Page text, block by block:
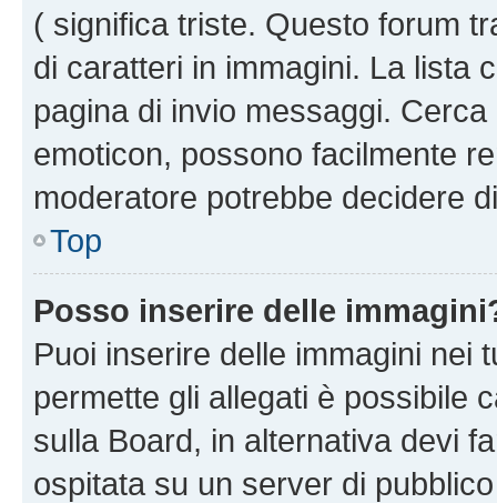
( significa triste. Questo forum
di caratteri in immagini. La lista
pagina di invio messaggi.
emoticon, possono facilmente
moderatore potrebbe decidere
Top
Posso inserire delle
Puoi inserire delle immagini nei
permette gli allegati è possibile
sulla Board, in alternativa devi
ospitata su un server di